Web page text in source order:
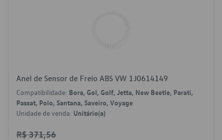
Anel de Sensor de Freio ABS VW 1J0614149
Compatibilidade: Bora, Gol, Golf, Jetta, New Beetle, Parati,
Passat, Polo, Santana, Saveiro, Voyage
Unidade de venda: Unitário(a)
R$ 371,56